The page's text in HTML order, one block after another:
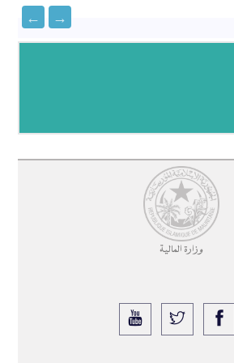
وزارة المالية